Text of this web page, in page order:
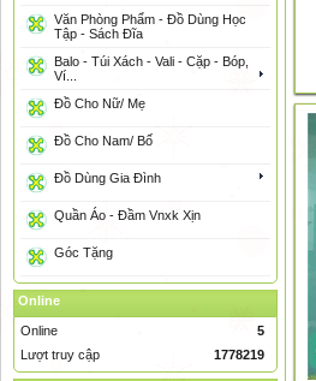
Văn Phòng Phẩm - Đồ Dùng Học
Tập - Sách Đĩa
Balo - Túi Xách - Vali - Cặp - Bóp,
Ví...
Đồ Cho Nữ/ Mẹ
Đồ Cho Nam/ Bố
Đồ Dùng Gia Đình
Quần Áo - Đầm Vnxk Xịn
Góc Tặng
Online
Online
5
Lượt truy cập
1778219